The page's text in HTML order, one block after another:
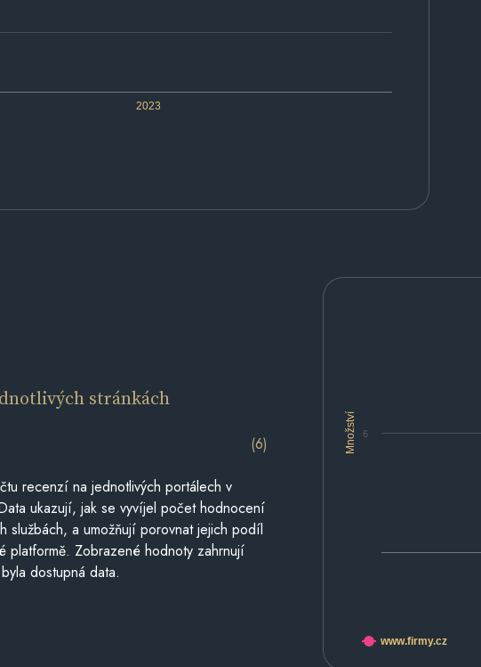
2023
Množství 6
www.firmy.cz
stránkách
(6)
recenzí na jednotlivých portálech v
ukazují, jak se vyvíjel počet hodnocení
službách, a umožňují porovnat jejich podíl
platformě. Zobrazené hodnoty zahrnují
dostupná data.